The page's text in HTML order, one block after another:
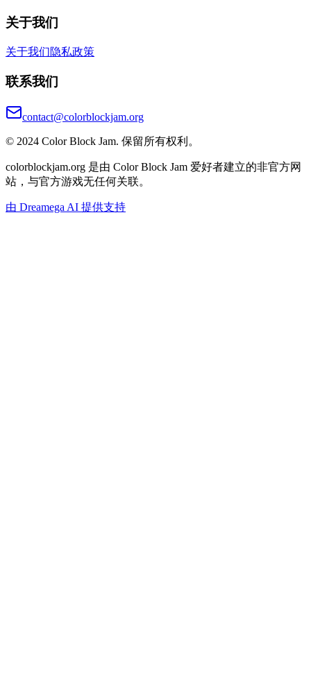
关于我们
关于我们隐私政策
联系我们
contact@colorblockjam.org
© 2024 Color Block Jam. 保留所有权利。
colorblockjam.org 是由 Color Block Jam 爱好者建立的非官方网
站，与官方游戏无任何关联。
由 Dreamega AI 提供支持